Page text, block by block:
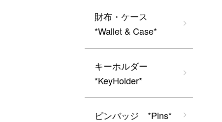
財布・ケース
*Wallet & Case*
キーホルダー
*KeyHolder*
ピンバッジ *Pins*